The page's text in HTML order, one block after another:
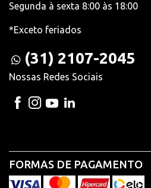
Segunda à sexta 8:00 às 18:00
*Exceto feriados
(31) 2107-2045
Nossas Redes Sociais
FORMAS DE PAGAMENTO